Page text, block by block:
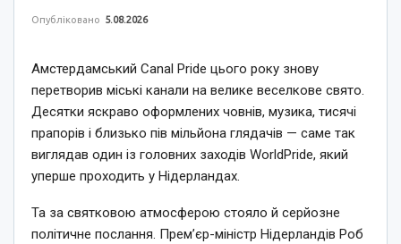
Опубліковано 5.08.2026
Амстердамський Canal Pride цього року знову
перетворив міські канали на велике веселкове свято.
Десятки яскраво оформлених човнів, музика, тисячі
прапорів і близько пів мільйона глядачів — саме так
виглядав один із головних заходів WorldPride, який
уперше проходить у Нідерландах.
Та за святковою атмосферою стояло й серйозне
політичне послання. Прем’єр-міністр Нідерландів Роб